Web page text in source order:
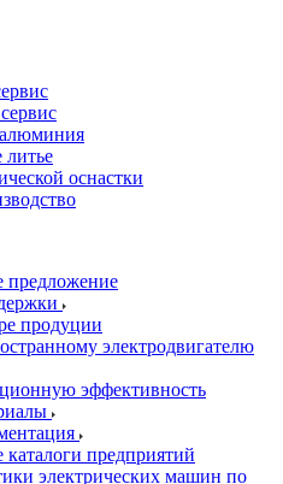
литье
оснастки
предложение
продуции
электродвигателю
эффективность
каталоги предприятий
электрических машин по